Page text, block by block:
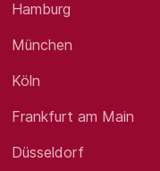
Verständnis sind
oder
für die Abenteuer
Hamburg
München
Köln
Frankfurt am Main
Düsseldorf